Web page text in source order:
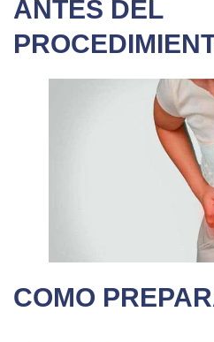
ANTES DEL
COMO